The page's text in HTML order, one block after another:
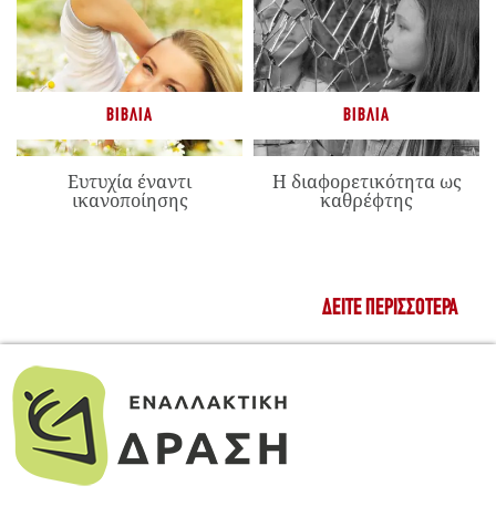
ΒΙΒΛΊΑ
Ευτυχία έναντι
ικανοποίησης
ΒΙΒΛΊΑ
Η διαφορετικότητα ως
καθρέφτης
ΔΕΊΤΕ ΠΕΡΙΣΣΌΤΕΡΑ